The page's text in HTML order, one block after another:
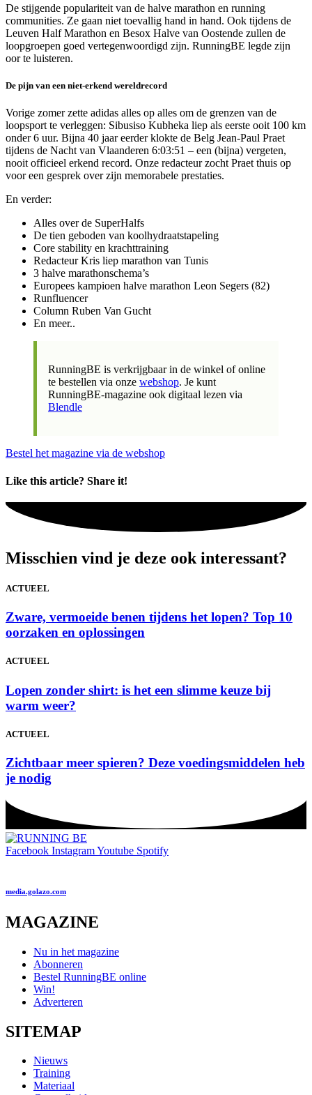
De stijgende populariteit van de halve marathon en running
communities. Ze gaan niet toevallig hand in hand. Ook tijdens de
Leuven Half Marathon en Besox Halve van Oostende zullen de
loopgroepen goed vertegenwoordigd zijn. RunningBE legde zijn
oor te luisteren.
De pijn van een niet-erkend wereldrecord
Vorige zomer zette adidas alles op alles om de grenzen van de
loopsport te verleggen: Sibusiso Kubheka liep als eerste ooit 100 km
onder 6 uur. Bijna 40 jaar eerder klokte de Belg Jean-Paul Praet
tijdens de Nacht van Vlaanderen 6:03:51 – een (bijna) vergeten,
nooit officieel erkend record. Onze redacteur zocht Praet thuis op
voor een gesprek over zijn memorabele prestaties.
En verder:
Alles over de SuperHalfs
De tien geboden van koolhydraatstapeling
Core stability en krachttraining
Redacteur Kris liep marathon van Tunis
3 halve marathonschema’s
Europees kampioen halve marathon Leon Segers (82)
Runfluencer
Column Ruben Van Gucht
En meer..
RunningBE is verkrijgbaar in de winkel of online
te bestellen via onze webshop. Je kunt
RunningBE-magazine ook digitaal lezen via
Blendle
Bestel het magazine via de webshop
Like this article? Share it!
Misschien vind je deze ook interessant?
ACTUEEL
Zware, vermoeide benen tijdens het lopen? Top 10
oorzaken en oplossingen
ACTUEEL
Lopen zonder shirt: is het een slimme keuze bij
warm weer?
ACTUEEL
Zichtbaar meer spieren? Deze voedingsmiddelen heb
je nodig
Facebook InstagramYoutube Spotify
media.golazo.com
MAGAZINE
Nu in het magazine
Abonneren
Bestel RunningBE online
Win!
Adverteren
SITEMAP
Nieuws
Training
Materiaal